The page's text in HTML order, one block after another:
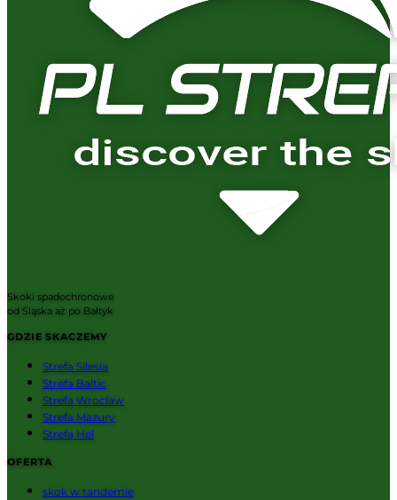
Skoki spadochronowe
od Śląska aż po Bałtyk
GDZIE SKACZEMY
Strefa Silesia
Strefa Baltic
Strefa Wroclaw
Strefa Mazury
Strefa Hel
OFERTA
skok w tandemie